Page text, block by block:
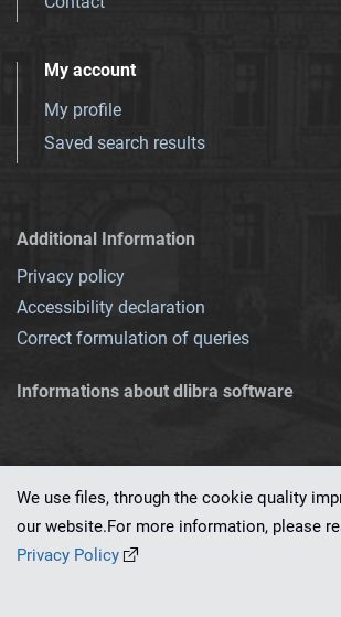
My account
My profile
Saved search results
Additional Information
Privacy policy
Accessibility declaration
Correct formulation of queries
Informations about dlibra software
This service runs on
We use files, through the cookie quality
our website.For more information, please
Privacy Policy